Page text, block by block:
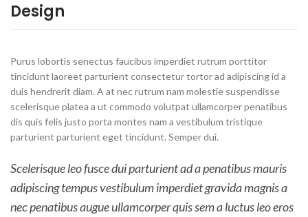
Design
Purus lobortis senectus faucibus imperdiet rutrum porttitor
tincidunt laoreet parturient consectetur tortor ad adipiscing id a
duis hendrerit diam. A at nec rutrum nam molestie suspendisse
scelerisque platea a ut commodo volutpat ullamcorper penatibus
dis quis felis justo porta montes nam a vestibulum tristique
parturient parturient eget tincidunt. Semper dui.
Scelerisque leo fusce dui parturient ad a penatibus mauris
adipiscing tempus vestibulum imperdiet gravida magnis a
nec penatibus augue ullamcorper quis sem a luctus leo eros